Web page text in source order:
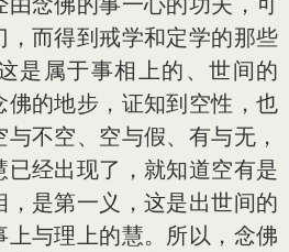
，而得到戒学和定学的那些
是属于事相上的、世间的
佛的地步，证知到空性，也
不空、空与假、有与无，
已经出现了，就知道空有是
是第一义，这是出世间的
与理上的慧。所以，念佛